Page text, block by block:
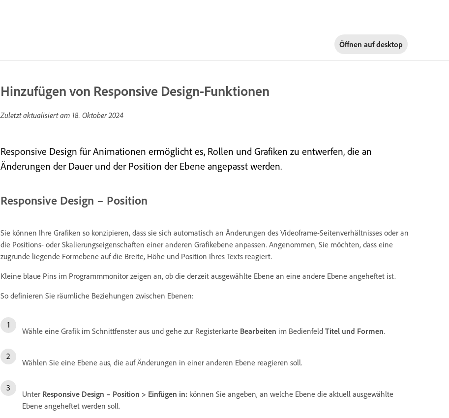
Öffnen aufdesktop
Hinzufügen von Responsive Design-Funktionen
Zuletzt aktualisiert am 18. Oktober 2024
Responsive Design für Animationen ermöglicht es, Rollen und Grafiken zu entwerfen, die an
Änderungen der Dauer und der Position der Ebene angepasst werden.
Responsive Design – Position
Sie können Ihre Grafiken so konzipieren, dass sie sich automatisch an Änderungen des Videoframe-Seitenverhältnisses oder an
die Positions- oder Skalierungseigenschaften einer anderen Grafikebene anpassen. Angenommen, Sie möchten, dass eine
zugrunde liegende Formebene auf die Breite, Höhe und Position Ihres Texts reagiert.
Kleine blaue Pins im Programmmonitor zeigen an, ob die derzeit ausgewählte Ebene an eine andere Ebene angeheftet ist.
So definieren Sie räumliche Beziehungen zwischen Ebenen:
Wähle eine Grafik im Schnittfenster aus und gehe zur Registerkarte Bearbeiten im Bedienfeld Titel und Formen.
Wählen Sie eine Ebene aus, die auf Änderungen in einer anderen Ebene reagieren soll.
Unter Responsive Design – Position > Einfügen in: können Sie angeben, an welche Ebene die aktuell ausgewählte
Ebene angeheftet werden soll.